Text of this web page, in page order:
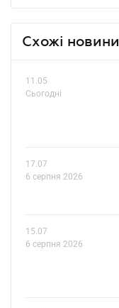
Схожі новини
11.05
Сьогодні
17.07
6 серпня 2026
15.07
6 серпня 2026